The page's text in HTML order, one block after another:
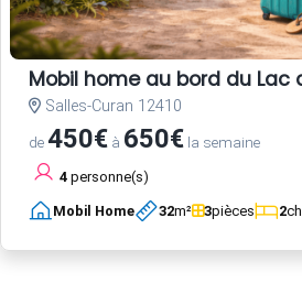
Mobil home au bord du Lac
Salles-Curan 12410
de450€ à 650€ la semaine
4 personne(s)
Mobil Home 32m² 3pièces 2